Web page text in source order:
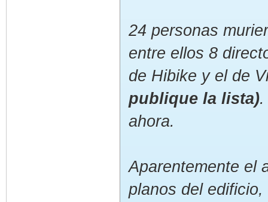
24 personas
entre ellos 8
de Hibike y el de
publique la lista).
ahora.
Aparentemente el
planos del